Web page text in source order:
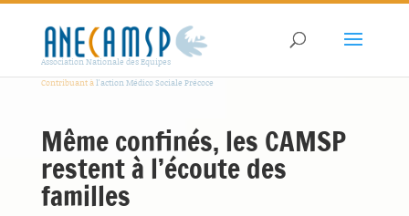
Association Nationale des Equipes
Contribuant àl'action Médico Sociale Précoce
Même confinés, les CAMSP
restent à l’écoute des
familles